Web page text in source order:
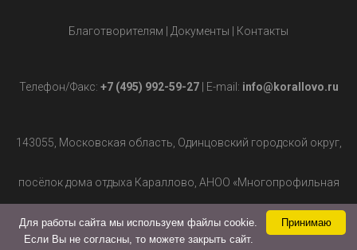
Благотворителям Документы Контакты
Телефон/Факс: +7 (495) 992-59-27| E-mail: info@korallovo.ru
143055, Московская область, Одинцовский городской округ,
посёлок дома отдыха Караллово, АНОО «Многопрофильная
гимназия», д.2. Принимаю
Для работы сайта мы используем файлы cookie.
Если Вы не согласны, то можете закрыть сайт.